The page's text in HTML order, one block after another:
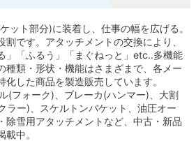
ット部分)に装着し、仕事の幅を広げる。
です。アタッチメントの交換により、
」「ふるう」「まぐねっと」etc..多機能
種類・形状・機能はさまざまで、各メー
した商品を製造販売しています。
(フォーク)、ブレーカ(ハンマー)、大割
ラー)、スケルトンバケット、油圧オー
除雪用アタッチメントなど、中古・新品
中。